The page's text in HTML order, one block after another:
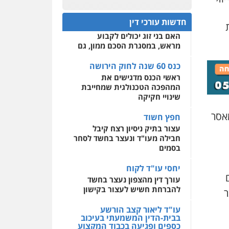
והונאה
0526885006
עו"ד שלי גורביץ – לוי
משפט פלילי פשיעה
חמורה מעצרים וחקירות
צבאי תעבורה
0544218336
משרד עורכי דין חן ברוך
פלילי דיני תעבורה מעצרים
וחקירות
0505078733
משרד עורכי דין טאי
שרקי
מרב"ד
0522508109
אחסון אתרים
מהירות הגנה גיבוי
לעורכי דין
מרכז התחלה חדשה
שירותים מקצועיים לעורכי
דין
0544500346
חדשות עורכי דין
המתח שבין חוק יחסי ממון
לבין חוק הירושה
האם בני זוג יכולים לקבוע
מראש, במסגרת הסכם ממון, גם
כנס 60 שנה לחוק הירושה
ראשי הכנס מדגישים את
המהפכה הטכנולגית שמחייבת
שינויי חקיקה
חפץ חשוד
עצור בתיק ניסיון רצח קיבל
חבילה מעו"ד ונעצר בחשד לסחר
בסמים
יחסי עו"ד לקוח
עורך דין מהצפון נעצר בחשד
להברחת חשיש לעצור בקישון
עו"ד ליאור קצב הורשע
בבית-הדין המשמעתי בעיכוב
כספים ופגיעה בכבוד המקצוע